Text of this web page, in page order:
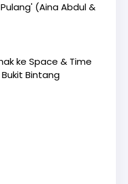
Pulang' (Aina Abdul &
ke Space & Time
Bukit Bintang